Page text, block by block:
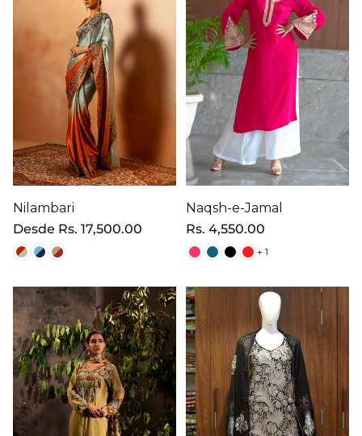
Nilambari
Precio
regular
Desde Rs. 17,500.00
Naqsh-e-Jamal
Precio
regular
Rs. 4,550.00
+ 1